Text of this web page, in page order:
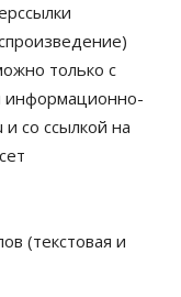
и
рынке
комиков
только с
информационно-
со ссылкой на
(текстовая и